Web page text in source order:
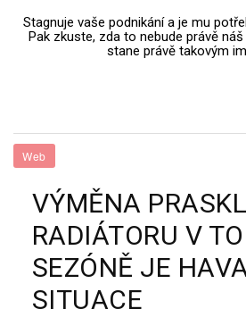
Stagnuje vaše podnikání a je mu
Pak zkuste, zda to nebude právě
stane právě takovým
Web
VÝMĚNA
RADIÁTORU V
SEZÓNĚ JE
SITUACE